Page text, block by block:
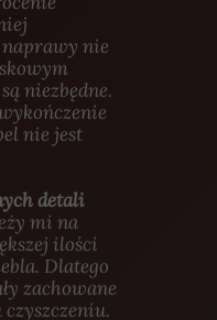
nie
niezbędne.
nie jest
detali
mi na
ilości
Dlatego
zachowane
czyszczeniu.